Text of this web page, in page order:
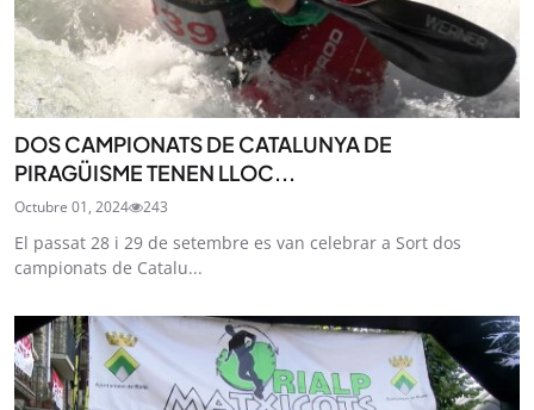
DOS CAMPIONATS DE CATALUNYA DE
PIRAGÜISME TENEN LLOC...
Octubre 01, 2024 243
El passat 28 i 29 de setembre es van celebrar a Sort dos
campionats de Catalu...